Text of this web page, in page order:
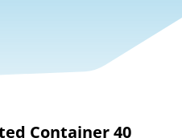
Container 40